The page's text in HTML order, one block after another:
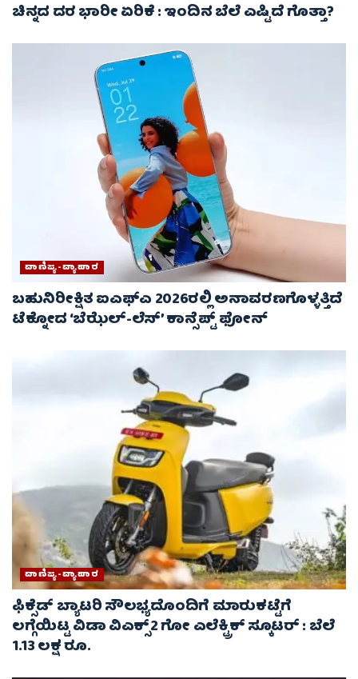
ಚಿನ್ನದ ದರ ಭಾರೀ ಏರಿಕೆ : ಇಂದಿನ ಬೆಲೆ ಎಷ್ಟಿದೆ ಗೊತ್ತಾ?
ವಾಣಿಜ್ಯ-ವ್ಯಾಪಾರ
ಬಹುನಿರೀಕ್ಷಿತ ಐಎಫ್‌ಎ 2026ರಲ್ಲಿ ಅನಾವರಣಗೊಳ್ಳತ್ತಿದೆ
ಟೆಕ್ನೋದ ‘ಬೆಝೆಲ್-ಲೆಸ್’ ಕಾನ್ಸೆಪ್ಟ್ ಫೋನ್
ವಾಣಿಜ್ಯ-ವ್ಯಾಪಾರ
ಫಿಕ್ಸೆಡ್ ಬ್ಯಾಟರಿ ಸೌಲಭ್ಯದೊಂದಿಗೆ ಮಾರುಕಟ್ಟೆಗೆ
ಲಗ್ಗೆಯಿಟ್ಟ ವಿಡಾ ವಿಎಕ್ಸ್2 ಗೋ ಎಲೆಕ್ಟ್ರಿಕ್ ಸ್ಕೂಟರ್ : ಬೆಲೆ
1.13 ಲಕ್ಷ ರೂ.